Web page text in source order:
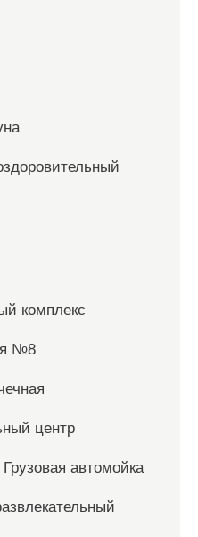
комплекс
№8
центр
автомойка